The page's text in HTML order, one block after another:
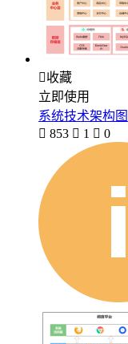
收藏
立即使用
系统技术架构图
 853  1  0